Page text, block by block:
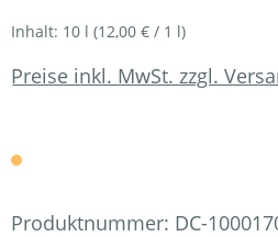
Inhalt: 10 l (12,00 € / 1 l)
Preise inkl. MwSt. zzgl.
Produktnummer: DC-